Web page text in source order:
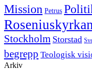
Mission Petrus
Roseniuskyrkan
Stockholm Storstad
begrepp Teologisk
Arkiv